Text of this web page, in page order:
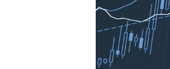
Mein B:O
Mein Konto